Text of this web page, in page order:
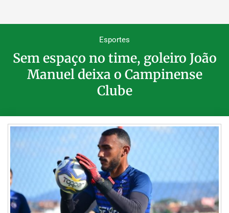
Esportes
Sem espaço no time, goleiro João
Manuel deixa o Campinense
Clube